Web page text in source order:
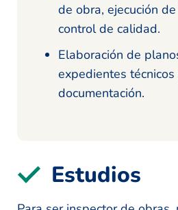
de obra, ejecución
control de calidad.
Elaboración de
expedientes
documentación.
Estudios